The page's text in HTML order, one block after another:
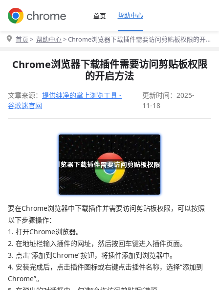
首页 帮助中心
首页 > 帮助中心> Chrome浏览器下载插件需要访问剪贴板权限的开
Chrome浏览器下载插件需要访问剪贴板权限
的开启方法
文章来源： 提供纯净的掌上浏览工具 -
谷歌迷官网
更新时间：2025-
11-18
要在Chrome浏览器中下载插件并需要访问剪贴板权限，可以按照
以下步骤操作：
1. 打开Chrome浏览器。
2. 在地址栏输入插件的网址，然后按回车键进入插件页面。
3. 点击“添加到Chrome”按钮，将插件添加到浏览器中。
4. 安装完成后，点击插件图标或右键点击插件名称，选择“添加到
Chrome”。